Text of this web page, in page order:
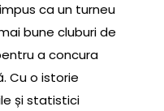
ca un turneu
bune cluburi de
a concura
Cu o istorie
și statistici